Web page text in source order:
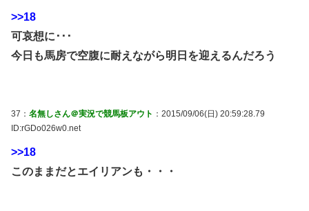
>>18
可哀想に･･･
今日も馬房で空腹に耐えながら明日を迎えるんだろう
37： 名無しさん＠実況で競馬板アウト ：2015/09/06(日) 20:59:28.79
ID:rGDo026w0.net
>>18
このままだとエイリアンも・・・